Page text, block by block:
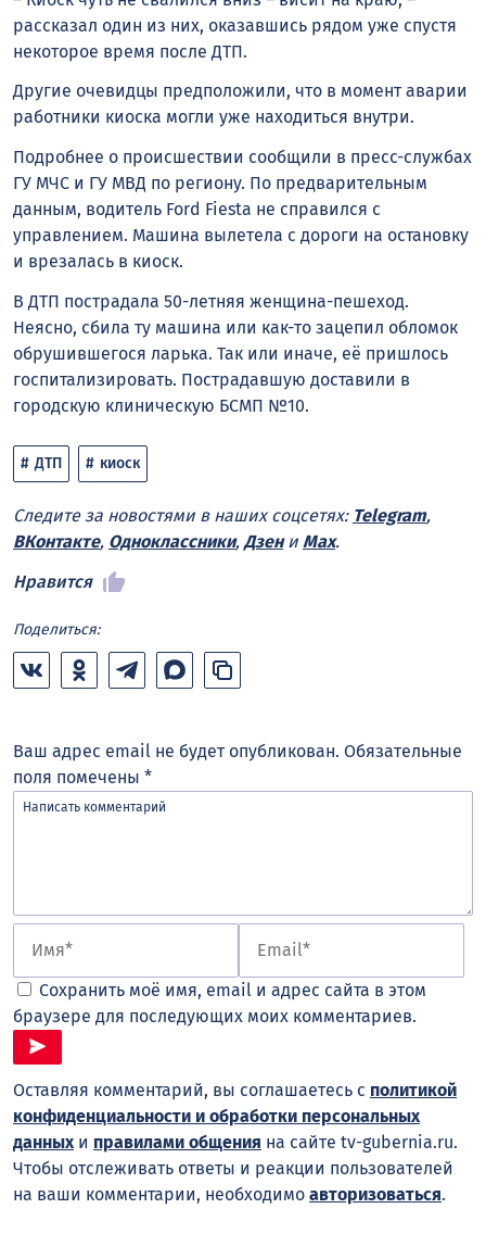
рассказал один из них, оказавшись рядом уже спустя
некоторое время после ДТП.
Другие очевидцы предположили, что в момент аварии
работники киоска могли уже находиться внутри.
Подробнее о происшествии сообщили в пресс-службах
ГУ МЧС и ГУ МВД по региону. По предварительным
данным, водитель Ford Fiesta не справился с
управлением. Машина вылетела с дороги на остановку
и врезалась в киоск.
В ДТП пострадала 50-летняя женщина-пешеход.
Неясно, сбила ту машина или как-то зацепил обломок
обрушившегося ларька. Так или иначе, её пришлось
госпитализировать. Пострадавшую доставили в
городскую клиническую БСМП №10.
ДТП киоск
Следите за новостями в наших соцсетях: Telegram,
ВКонтакте, Одноклассники, Дзени Max.
Нравится
Поделиться:
Ваш адрес email не будет опубликован. Обязательные
поля помечены *
Сохранить моё имя, email и адрес сайта в этом
браузере для последующих моих комментариев.
Оставляя комментарий, вы соглашаетесь с политикой
конфиденциальности и обработки персональных
данныхи правилами общения на сайте tv-gubernia.ru.
Чтобы отслеживать ответы и реакции пользователей
на ваши комментарии, необходимо авторизоваться.